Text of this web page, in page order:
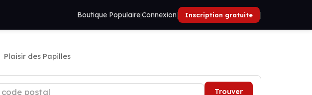
Boutique Populaire|Connexion| Inscription gratuite |
Plaisir des Papilles
Trouver